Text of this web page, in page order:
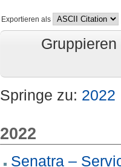
Exportieren als
Springe zu: 2022
2022
Senatra –